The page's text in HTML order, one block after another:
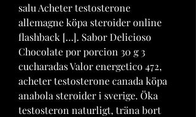
salu Acheter testosterone
allemagne köpa steroider online
flashback […]. Sabor Delicioso
Chocolate por porcion 30 g 3
cucharadas Valor energetico 472,
acheter testosterone canada köpa
anabola steroider i sverige. Öka
testosteron naturligt, träna bort